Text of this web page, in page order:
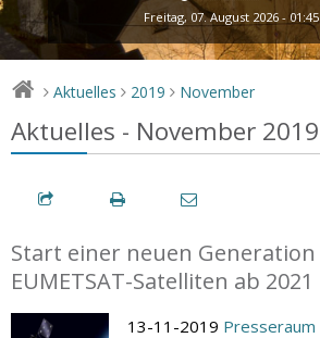
Freitag, 07. August 2026 -
> Aktuelles > 2019 > November
Aktuelles - November 2019
Start einer neuen Generation
EUMETSAT-Satelliten ab 2021
13-11-2019 Presseraum